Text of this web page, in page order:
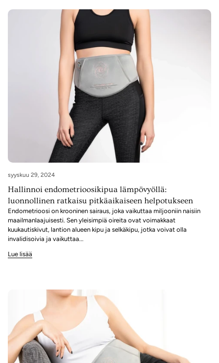
syyskuu 29, 2024
Hallinnoi endometrioosikipua lämpövyöllä:
luonnollinen ratkaisu pitkäaikaiseen helpotukseen
Endometrioosi on krooninen sairaus, joka vaikuttaa miljooniin naisiin
maailmanlaajuisesti. Sen yleisimpiä oireita ovat voimakkaat
kuukautiskivut, lantion alueen kipu ja selkäkipu, jotka voivat olla
invalidisoivia ja vaikuttaa...
Lue lisää